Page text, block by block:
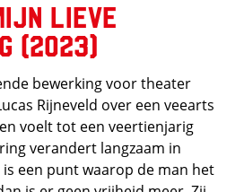
lieve
(2023)
bewerking voor theater
Rijneveld over een veearts
voelt tot een veertienjarig
verandert langzaam in
is een punt waarop de man het